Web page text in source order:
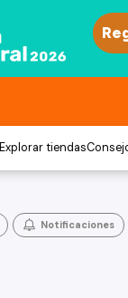
Explorar tiendas
Notificaciones